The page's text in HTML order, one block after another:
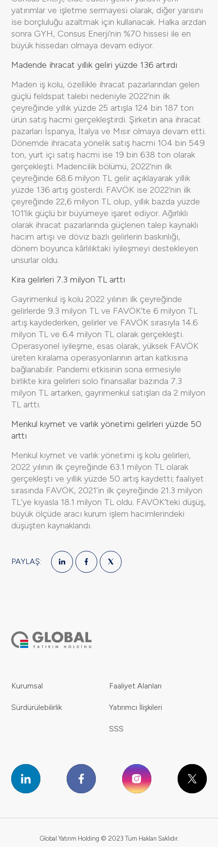
yatırımlar ve işletme sermayesi olarak, diğer yarısını
ise borçluluğu azaltmak için kullanacak. Halka arzdan
sonra GYH, Consus Enerji’nin %70 hissesi ile en
büyük hissedarı olmaya devam ediyor.
Madende ihracat yıllık geliri yüzde 136 artırdı
Maden iş kolu, özellikle ihracat pazarlarından gelen
güçlü feldspat talebi nedeniyle 2022’nin ilk
çeyreğinde yıllık yüzde 25 artışla 124 bin 187 ton
ürün satış hacmi gerçekleştirdi. Şirketin ana ihracat
pazarları İspanya, İtalya ve Mısır olmaya devam etti.
Dönemde ihracata yönelik satış hacmi 104 bin 549
ton, yurt içi satış hacmi ise 19 bin 638 ton olarak
gerçekleşti. Madencilik bölümü, 2022’nin ilk
çeyreğinde 68.6 milyon TL gelir açıklayarak yıllık
yüzde 136 artış gösterdi. FAVÖK ise 2022’nin ilk
çeyreğinde 22,6 milyon TL olup, yıllık bazda yüzde
101’lik güçlü bir büyümeye işaret ediyor. Ağırlıklı
olarak ihracat pazarlarında güçlenen talep kaynaklı
hacim artışı ve döviz bazlı gelirlerin baskınlığı,
dönem boyunca kârlılıktaki iyileşmeyi destekleyen
unsurlar oldu.
Kira gelirleri 7.3 milyon TL arttı
Gayrimenkul iş kolu 2022 yılının ilk çeyreğinde
gelirlerde 9.3 milyon TL ve FAVÖK’te 6 milyon TL
artış kaydederken, gelirler ve FAVÖK sırasıyla 14.6
milyon TL ve 6.4 milyon TL olarak gerçekleşti.
Operasyonel iyileşme, esas olarak, yüksek FAVÖK
üreten kiralama operasyonlarının artan katkısına
bağlanabilir. Pandemi etkisinin sona ermesiyle
birlikte kira gelirleri solo finansallar bazında 7.3
milyon TL artarken, gayrimenkul satışları da 2 milyon
TL arttı.
Menkul kıymet ve varlık yönetimi gelirleri yüzde 50
arttı
Menkul kıymet ve varlık yönetimi iş kolu gelirleri,
2022 yılının ilk çeyreğinde 63.1 milyon TL olarak
gerçekleşti ve yıllık yüzde 50 artış kaydetti; faaliyet
sırasında FAVÖK, 2021’in ilk çeyreğinde 21.3 milyon
TL’ye kıyasla 18.1 milyon TL oldu. FAVÖK’teki düşüş,
büyük ölçüde aracı kurum işlem hacimlerindeki
düşüşten kaynaklandı.
PAYLAŞ:
Kurumsal Faaliyet Alanları
Sürdürülebilirlik Yatırımcı İlişkileri
SSS
Global Yatırım Holding © 2023 Tüm Hakları Saklıdır.